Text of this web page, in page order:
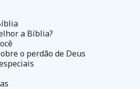
a Bíblia?
o perdão de Deus